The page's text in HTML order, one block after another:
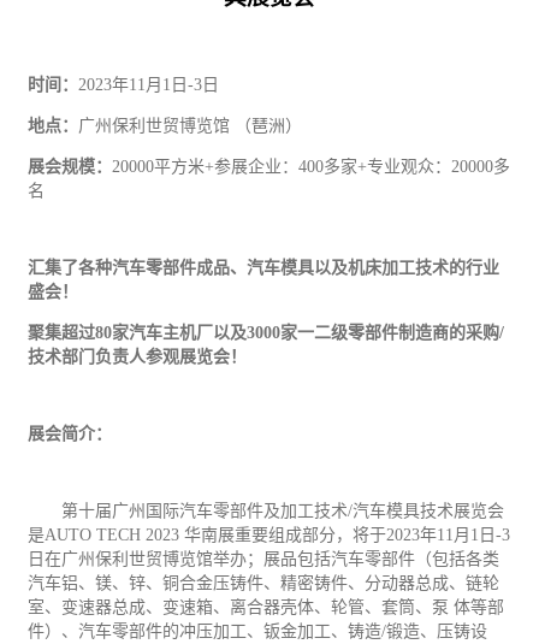
时间： 2023年11 月 1 日 -3 日
地点： 广州保利世贸博览馆 （琶洲）
展会规模： 20000平方米+参展企业：400多家+专业观众：20000多
名
汇集了各种汽车零部件成品、汽车模具以及机床加工技术的行业
盛会！
聚集超过80家汽车主机厂以及3000家一二级零部件制造商的采购/
技术部门负责人参观展览会！
展会简介：
第十届广州国际汽车零部件及加工技术/汽车模具技术展览会
是AUTO TECH 2023 华南展重要组成部分，将于2023年11 月 1 日 -3
日在广州保利世贸博览馆举办；展品包括汽车零部件（包括各类
汽车铝、镁、锌、铜合金压铸件、精密铸件、分动器总成、链轮
室、变速器总成、变速箱、离合器壳体、轮管、套筒、泵 体等部
件）、汽车零部件的冲压加工、钣金加工、铸造/锻造、压铸设